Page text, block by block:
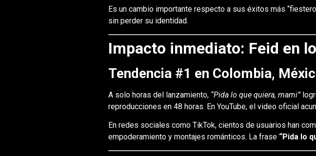
Es un cambio importante respecto a sus éxitos más
sin perder su identidad.
Impacto inmediato: Feid en
Tendencia #1 en Colombia,
A solo horas del lanzamiento, “Pida lo que quiera, mami”
reproducciones en 48 horas. En YouTube, el video oficial
En redes sociales como TikTok, cientos de usuarios han
empoderamiento y montajes románticos. La frase “Pida lo